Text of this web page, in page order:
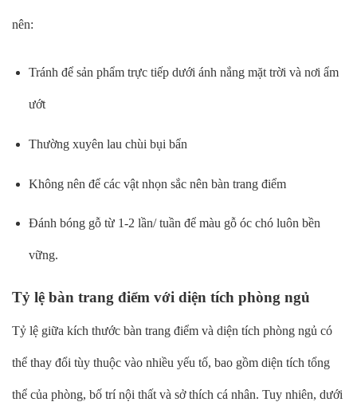
nên:
Tránh để sản phẩm trực tiếp dưới ánh nắng mặt trời và nơi ẩm
ướt
Thường xuyên lau chùi bụi bẩn
Không nên để các vật nhọn sắc nên bàn trang điểm
Đánh bóng gỗ từ 1-2 lần/ tuần để màu gỗ óc chó luôn bền
vững.
Tỷ lệ bàn trang điểm với diện tích phòng ngủ
Tỷ lệ giữa kích thước bàn trang điểm và diện tích phòng ngủ có
thể thay đổi tùy thuộc vào nhiều yếu tố, bao gồm diện tích tổng
thể của phòng, bố trí nội thất và sở thích cá nhân. Tuy nhiên, dưới